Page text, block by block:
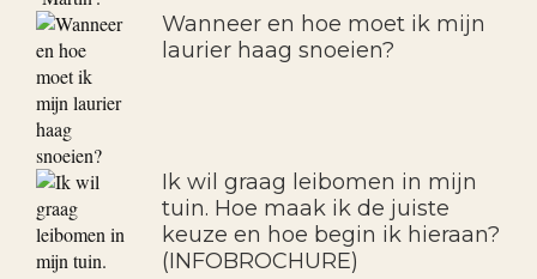
De beste coniferen planten
voor een haag: Thuja plicata
Wanneer en hoe moet ik mijn
laurier haag snoeien?